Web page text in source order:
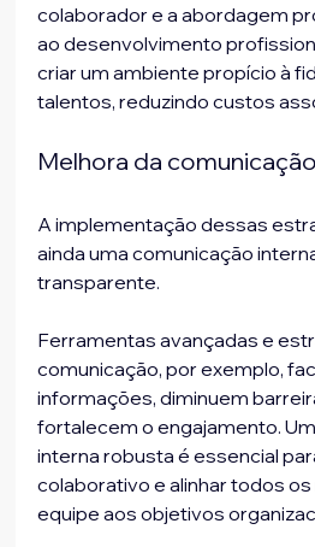
colaborador e a abordagem
ao desenvolvimento
criar um ambiente propício à
talentos, reduzindo custos
Melhora da
A implementação dessas
ainda uma comunicação
transparente.
Ferramentas avançadas e
comunicação, por exemplo,
informações, diminuem
fortalecem o engajamento.
interna robusta é essencial
colaborativo e alinhar todos
equipe aos objetivos